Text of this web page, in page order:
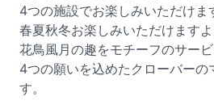
4つの施設でお楽しみいただけま
春夏秋冬お楽しみいただけます
花鳥風月の趣をモチーフのサー
4つの願いを込めたクローバーの
す。